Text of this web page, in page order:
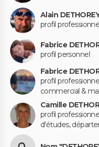
Alain
profil
Fabrice
profil personnel
Fabrice
profil
commercial &
Camille
profil
d'études,